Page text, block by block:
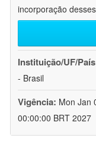
incorporação
Instituição/UF/
- Brasil
Vigência: Mon Jan
00:00:00 BRT 2027